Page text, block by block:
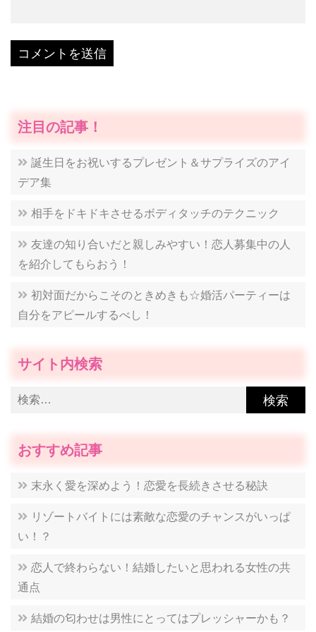
注目の記事！
誕生日をお祝いするプレゼント＆サプライズのアイ
デア集
相手をドキドキさせるボディタッチのテクニック
友達の知り合いだと親しみやすい！恋人募集中の人
を紹介してもらおう！
初対面だからこそのときめきも☆婚活パーティーは
自分をアピールするべし！
サイト内検索
検
おすすめ記事
末永く愛を深めよう！恋愛を長続きさせる秘訣
リゾートバイトには素敵な恋愛のチャンスがいっぱ
い！？
恋人で終わらない！結婚したいと思われる女性の共
通点
結婚の匂わせは男性にとってはプレッシャーかも？